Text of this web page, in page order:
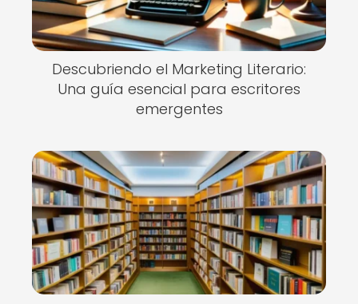
Descubriendo el Marketing Literario:
Una guía esencial para escritores
emergentes